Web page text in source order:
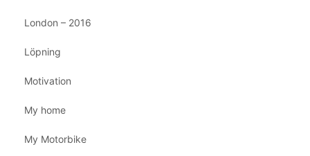
London – 2016
Löpning
Motivation
My home
My Motorbike